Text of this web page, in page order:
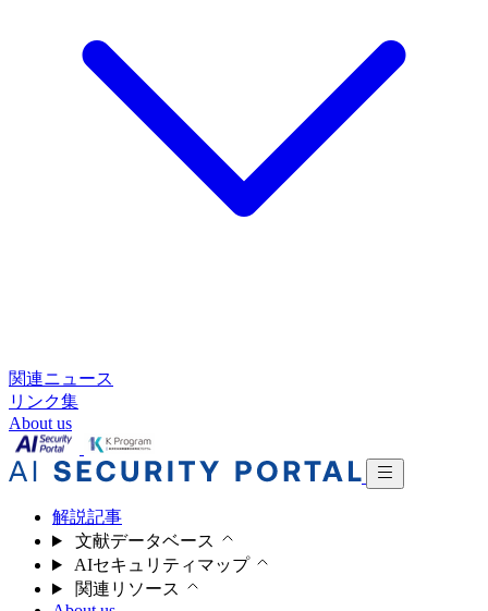
関連ニュース
リンク集
About us
解説記事
文献データベース
AIセキュリティマップ
関連リソース